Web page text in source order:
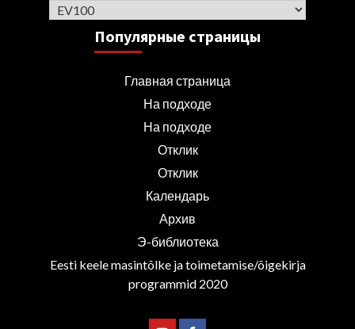
Рубрики
Популярные страницы
Главная страница
На подходе
На подходе
Отклик
Отклик
Календарь
Архив
Э-библиотека
Eesti keele masintõlke ja toimetamise/õigekirja
programmid 2020